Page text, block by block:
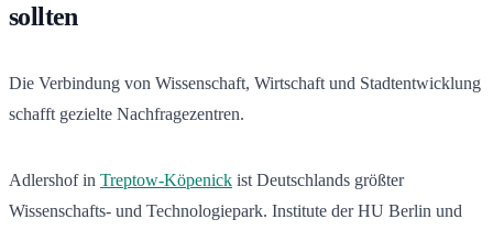
sollten
Die Verbindung von Wissenschaft, Wirtschaft und Stadtentwicklung
schafft gezielte Nachfragezentren.
Adlershof in Treptow-Köpenick ist Deutschlands größter
Wissenschafts- und Technologiepark. Institute der HU Berlin und